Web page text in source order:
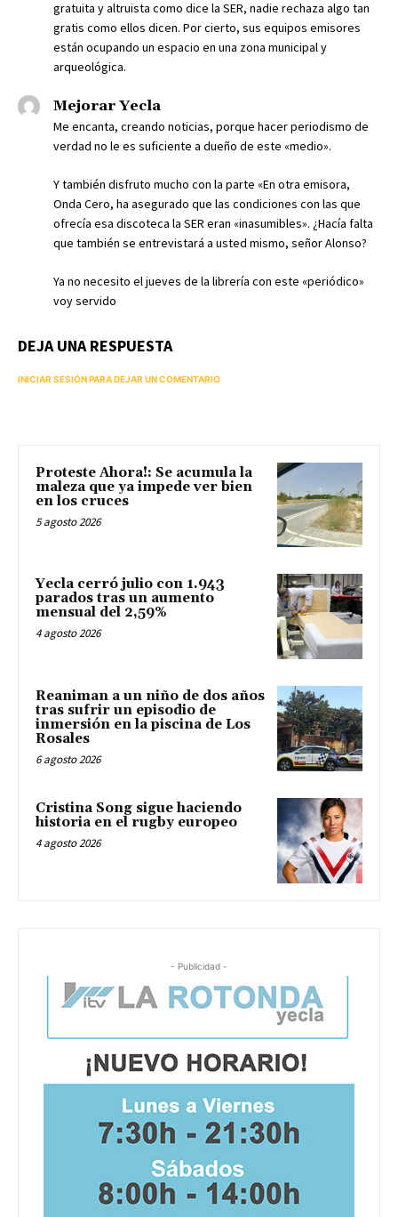
gratuita y altruista como dice la SER, nadie rechaza algo tan
gratis como ellos dicen. Por cierto, sus equipos emisores
están ocupando un espacio en una zona municipal y
arqueológica.
Mejorar Yecla
Me encanta, creando noticias, porque hacer periodismo de
verdad no le es suficiente a dueño de este «medio».
Y también disfruto mucho con la parte «En otra emisora,
Onda Cero, ha asegurado que las condiciones con las que
ofrecía esa discoteca la SER eran «inasumibles». ¿Hacía falta
que también se entrevistará a usted mismo, señor Alonso?
Ya no necesito el jueves de la librería con este «periódico»
voy servido
DEJA UNA RESPUESTA
INICIAR SESIÓN PARA DEJAR UN COMENTARIO
Proteste Ahora!: Se acumula la
maleza que ya impede ver bien
en los cruces
5 agosto 2026
Yecla cerró julio con 1.943
parados tras un aumento
mensual del 2,59%
4 agosto 2026
Reaniman a un niño de dos años
tras sufrir un episodio de
inmersión en la piscina de Los
Rosales
6 agosto 2026
Cristina Song sigue haciendo
historia en el rugby europeo
4 agosto 2026
- Publicidad -